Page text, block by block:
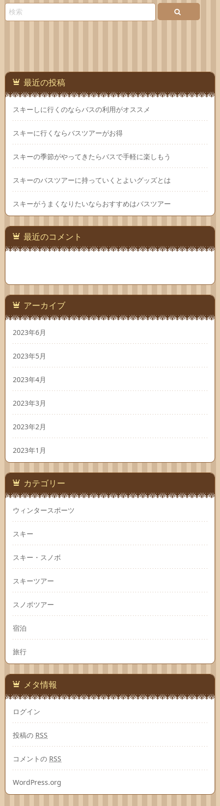
最近の投稿
スキーしに行くのならバスの利用がオススメ
スキーに行くならバスツアーがお得
スキーの季節がやってきたらバスで手軽に楽しもう
スキーのバスツアーに持っていくとよいグッズとは
スキーがうまくなりたいならおすすめはバスツアー
最近のコメント
アーカイブ
2023年6月
2023年5月
2023年4月
2023年3月
2023年2月
2023年1月
カテゴリー
ウィンタースポーツ
スキー
スキー・スノボ
スキーツアー
スノボツアー
宿泊
旅行
メタ情報
ログイン
投稿の RSS
コメントの RSS
WordPress.org